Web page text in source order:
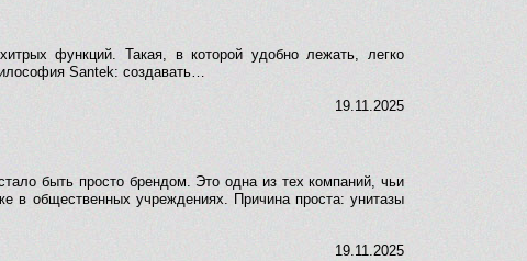
функций. Такая, в которой удобно лежать, легко
Santek: создавать…
19.11.2025
быть просто брендом. Это одна из тех компаний, чьи
в общественных учреждениях. Причина проста: унитазы
19.11.2025